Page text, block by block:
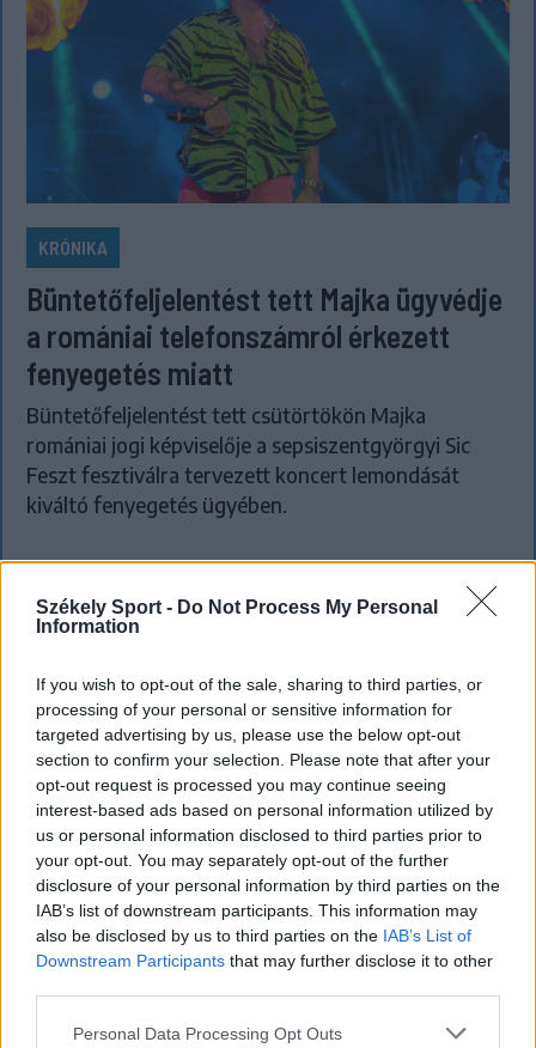
Székely Sport - Do Not Process My Personal
Information
If you wish to opt-out of the sale, sharing to third parties, or
processing of your personal or sensitive information for
targeted advertising by us, please use the below opt-out
section to confirm your selection. Please note that after your
opt-out request is processed you may continue seeing
interest-based ads based on personal information utilized by
us or personal information disclosed to third parties prior to
your opt-out. You may separately opt-out of the further
disclosure of your personal information by third parties on the
IAB’s list of downstream participants. This information may
also be disclosed by us to third parties on the IAB’s List of
Downstream Participants that may further disclose it to other
Personal Data Processing Opt Outs
KRÓNIKA
Büntetőfeljelentést tett Majka ügyvédje
a romániai telefonszámról érkezett
fenyegetés miatt
Büntetőfeljelentést tett csütörtökön Majka
romániai jogi képviselője a sepsiszentgyörgyi Sic
Feszt fesztiválra tervezett koncert lemondását
kiváltó fenyegetés ügyében.
KRÓNIKA
Majka életveszélyes fenyegetés miatt